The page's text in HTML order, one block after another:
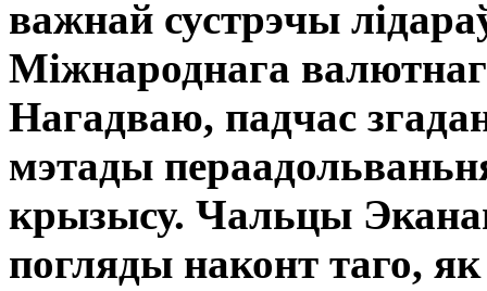
важнай сустрэчы
Міжнароднага
Нагадваю, падчас
мэтады
крызысу. Чальцы
погляды наконт таго,